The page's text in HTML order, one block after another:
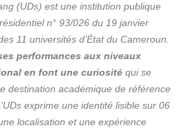
(UDs) est une institution publique
n° 93/026 du 19 janvier
11 universités d’État du Cameroun.
performances aux niveaux
en font une curiosité qui se
destination académique de référence
exprime une identité lisible sur 06
localisation et une expérience